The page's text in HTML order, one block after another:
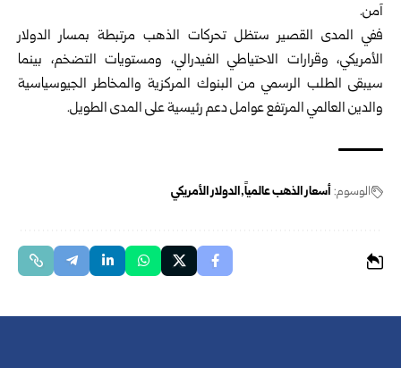
آمن.
ففي المدى القصير ستظل تحركات الذهب مرتبطة بمسار الدولار
الأمريكي، وقرارات الاحتياطي الفيدرالي، ومستويات التضخم، بينما
سيبقى الطلب الرسمي من البنوك المركزية والمخاطر الجيوسياسية
والدين العالمي المرتفع عوامل دعم رئيسية على المدى الطويل.
الوسوم: أسعار الذهب عالمياً الدولار الأمريكي